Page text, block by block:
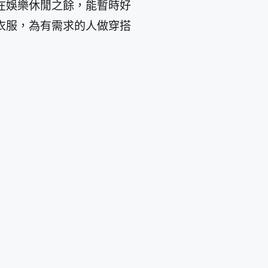
娛樂休閒之餘，能暫時好
服，為有需求的人做穿搭